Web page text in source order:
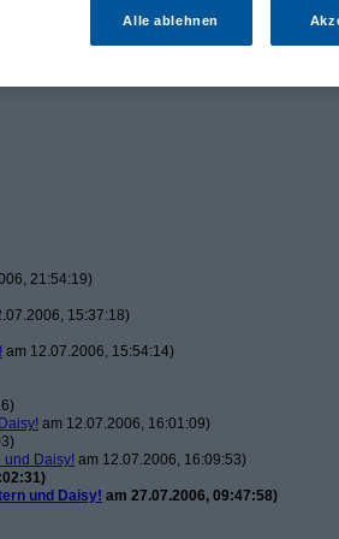
21:54:19)
15:37:18)
am 12.07.2006, 15:54:14)
am 12.07.2006, 16:01:09)
und Daisy! am 12.07.2006, 16:09:53)
und Daisy! am 27.07.2006, 09:47:58)
Alle ablehnen